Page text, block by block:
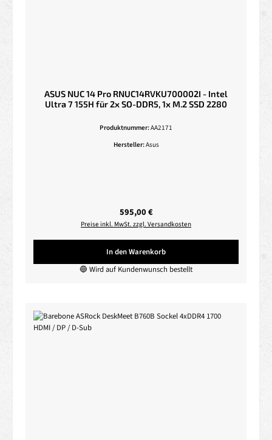
ASUS NUC 14 Pro RNUC14RVKU700002I - Intel
Ultra 7 155H für 2x SO-DDR5, 1x M.2 SSD 2280
Produktnummer:AA2171
Hersteller:Asus
Regulärer Preis:
595,00 €
Preise inkl. MwSt. zzgl. Versandkosten
In den Warenkorb
🔵 Wird auf Kundenwunsch bestellt